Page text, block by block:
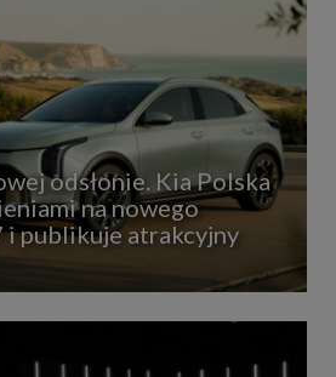
odsłonie. Kia Polska
na nowego
i publikuje atrakcyjny